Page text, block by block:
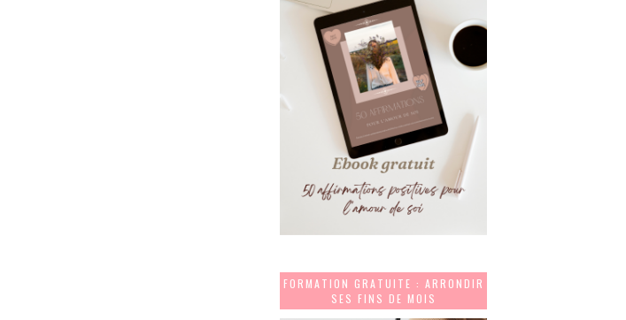
FORMATION GRATUITE : ARRONDIR
SES FINS DE MOIS